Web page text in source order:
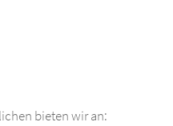
bieten wir an: